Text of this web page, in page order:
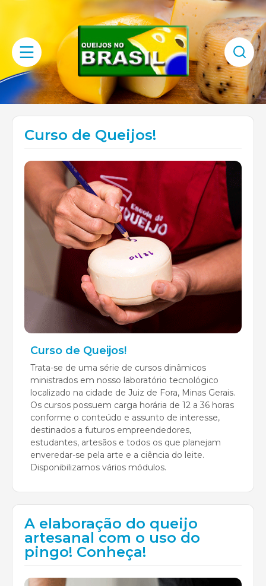
Curso de Queijos!
Curso de Queijos!
Trata-se de uma série de cursos dinâmicos
ministrados em nosso laboratório tecnológico
localizado na cidade de Juiz de Fora, Minas Gerais.
Os cursos possuem carga horária de 12 a 36 horas
conforme o conteúdo e assunto de interesse,
destinados a futuros empreendedores,
estudantes, artesãos e todos os que planejam
enveredar-se pela arte e a ciência do leite.
Disponibilizamos vários módulos.
A elaboração do queijo
artesanal com o uso do
pingo! Conheça!